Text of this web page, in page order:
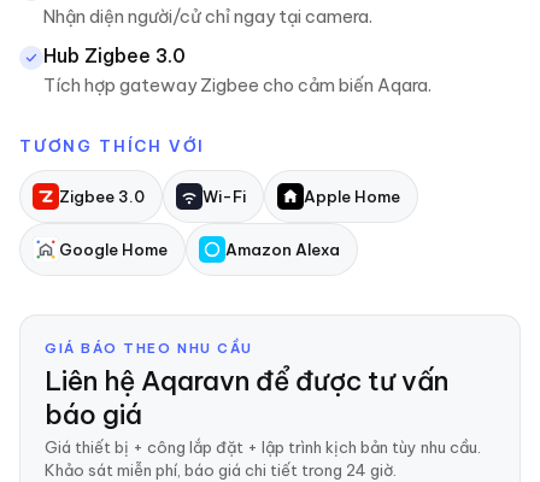
Nhận diện người/cử chỉ ngay tại camera.
Hub Zigbee 3.0
Tích hợp gateway Zigbee cho cảm biến Aqara.
TƯƠNG THÍCH VỚI
Zigbee 3.0 Wi-Fi Apple Home
Google Home Amazon Alexa
GIÁ BÁO THEO NHU CẦU
Liên hệ Aqaravn để được tư vấn
báo giá
Giá thiết bị + công lắp đặt + lập trình kịch bản tùy nhu cầu.
Khảo sát miễn phí, báo giá chi tiết trong 24 giờ.